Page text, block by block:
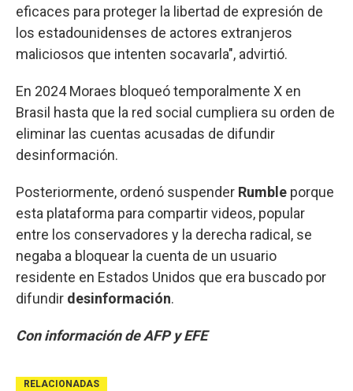
eficaces para proteger la libertad de expresión de
los estadounidenses de actores extranjeros
maliciosos que intenten socavarla", advirtió.
En 2024 Moraes bloqueó temporalmente X en
Brasil hasta que la red social cumpliera su orden de
eliminar las cuentas acusadas de difundir
desinformación.
Posteriormente, ordenó suspender Rumble porque
esta plataforma para compartir videos, popular
entre los conservadores y la derecha radical, se
negaba a bloquear la cuenta de un usuario
residente en Estados Unidos que era buscado por
difundir desinformación.
Con información de AFP y EFE
RELACIONADAS